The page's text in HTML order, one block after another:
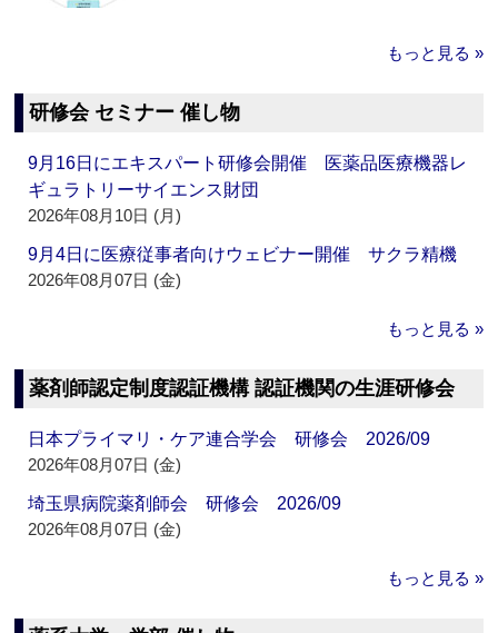
もっと見る »
研修会 セミナー 催し物
9月16日にエキスパート研修会開催 医薬品医療機器レ
ギュラトリーサイエンス財団
2026年08月10日 (月)
9月4日に医療従事者向けウェビナー開催 サクラ精機
2026年08月07日 (金)
もっと見る »
薬剤師認定制度認証機構 認証機関の生涯研修会
日本プライマリ・ケア連合学会 研修会 2026/09
2026年08月07日 (金)
埼玉県病院薬剤師会 研修会 2026/09
2026年08月07日 (金)
もっと見る »